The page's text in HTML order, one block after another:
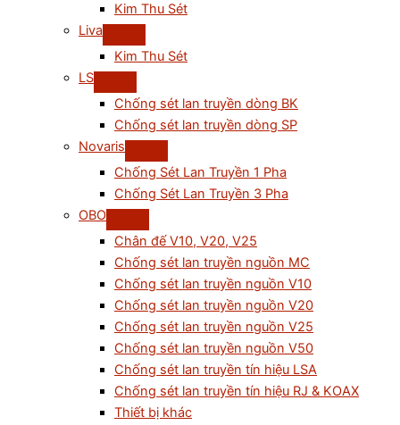
Kim Thu Sét
Liva
Kim Thu Sét
LS
Chống sét lan truyền dòng BK
Chống sét lan truyền dòng SP
Novaris
Chống Sét Lan Truyền 1 Pha
Chống Sét Lan Truyền 3 Pha
OBO
Chân đế V10, V20, V25
Chống sét lan truyền nguồn MC
Chống sét lan truyền nguồn V10
Chống sét lan truyền nguồn V20
Chống sét lan truyền nguồn V25
Chống sét lan truyền nguồn V50
Chống sét lan truyền tín hiệu LSA
Chống sét lan truyền tín hiệu RJ & KOAX
Thiết bị khác